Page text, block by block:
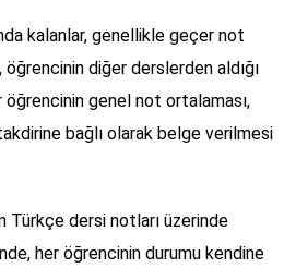
kalanlar, genellikle geçer not
diğer derslerden aldığı
öğrencinin genel not ortalaması,
bağlı olarak belge verilmesi
dersi notları üzerinde
her öğrencinin durumu kendine